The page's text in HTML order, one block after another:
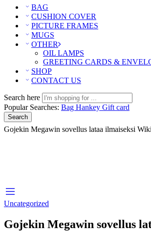
BAG
CUSHION COVER
PICTURE FRAMES
MUGS
OTHER
OIL LAMPS
GREETING CARDS &
SHOP
CONTACT US
Search here
Popular Searches: Bag Hankey Gift card
Search
Gojekin Megawin sovellus lataa ilmaiseksi
Uncategorized
Gojekin Megawin sovellus